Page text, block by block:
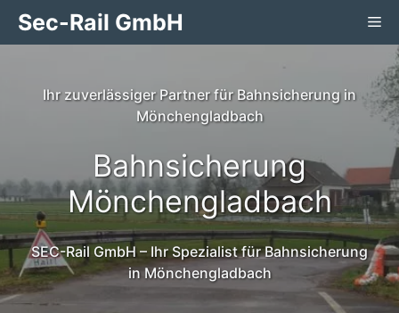
Zum
InhaltSec-Rail GmbH
Ihr zuverlässiger Partner für Bahnsicherung in
Mönchengladbach
Bahnsicherung
Mönchengladbach
SEC-Rail GmbH – Ihr Spezialist für Bahnsicherung
in Mönchengladbach